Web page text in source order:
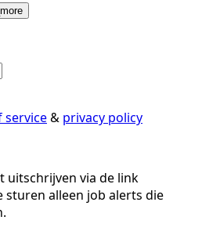
service& privacy policy
uitschrijven via de link
sturen alleen job alerts die